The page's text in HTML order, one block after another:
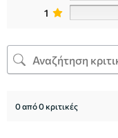
1
0 από 0 κριτικές